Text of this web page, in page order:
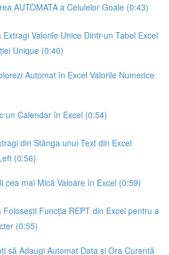
AUTOMATA a Celulelor Goale (0:43)
Valorile Unice Dintr-un Tabel Excel
Unique (0:40)
Automat în Excel Valorile Numerice
un Calendar în Excel (0:54)
din Stânga unui Text din Excel
(0:56)
cea mai Mică Valoare în Excel (0:59)
Folosești Funcția REPT din Excel pentru a
(0:55)
să Adaugi Automat Data și Ora Curentă